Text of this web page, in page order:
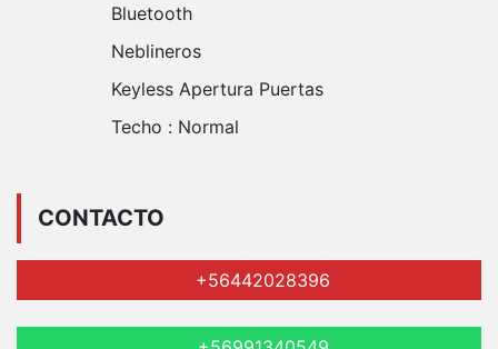
Bluetooth
Neblineros
Keyless Apertura Puertas
Techo : Normal
CONTACTO
+56442028396